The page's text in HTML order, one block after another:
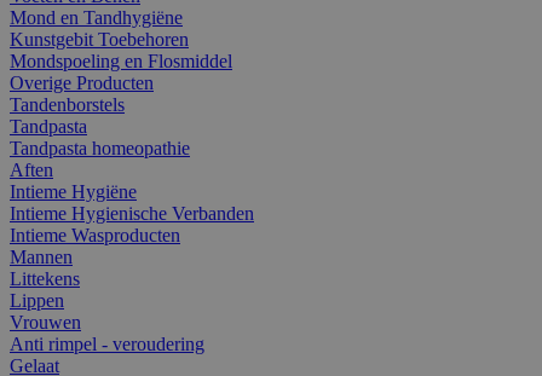
Mond en Tandhygiëne
Kunstgebit Toebehoren
Mondspoeling en Flosmiddel
Overige Producten
Tandenborstels
Tandpasta
Tandpasta homeopathie
Aften
Intieme Hygiëne
Intieme Hygienische Verbanden
Intieme Wasproducten
Mannen
Littekens
Lippen
Vrouwen
Anti rimpel - veroudering
Gelaat